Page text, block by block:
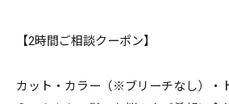
【2時間ご相談クーポン】
カット・カラー（※ブリーチなし）・